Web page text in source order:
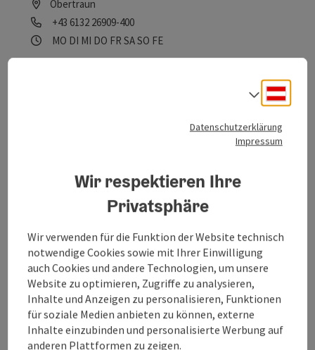
und auch einen Hundebadeplatz.
Obertraun
Telefon
+43 6132 26909-400
Öffnungszeiten
MO Montag geöffnet
DI Dienstag geöffnet
MI Mittwoch geöffnet
DO Donnerstag geöffnet
FR Freitag geöffnet
SASamstag geöffnet
SO Sonntag geöffnet
FEFeiertag geöffnet
: Hundebadeplatz am Hallstättersee
Treffpunkt für Einheimische und Gäste, sowie ihre
vierbeinigen Freunden.
Telefon
+43 6132 26909-400
Öffnungszeiten
MOMontag geöffnet
DIDienstag geöffnet
MIMittwoch geöffnet
DODonnerstag geöffnet
FRFreitag geöffnet
SASamstag geöffnet
SOSonntag geöffnet
FEFeiertag geöffnet
Beitrag merken: Höhenloipe Dachstein Krippenstein -
Datenschutzerklärung
Impressum
Wir respektieren Ihre
Privatsphäre
Wir verwenden für die Funktion der Website technisch
notwendige Cookies sowie mit Ihrer Einwilligung
auch Cookies und andere Technologien, um unsere
Website zu optimieren, Zugriffe zu analysieren,
Inhalte und Anzeigen zu personalisieren, Funktionen
für soziale Medien anbieten zu können, externe
Inhalte einzubinden und personalisierte Werbung auf
anderen Plattformen zu zeigen.